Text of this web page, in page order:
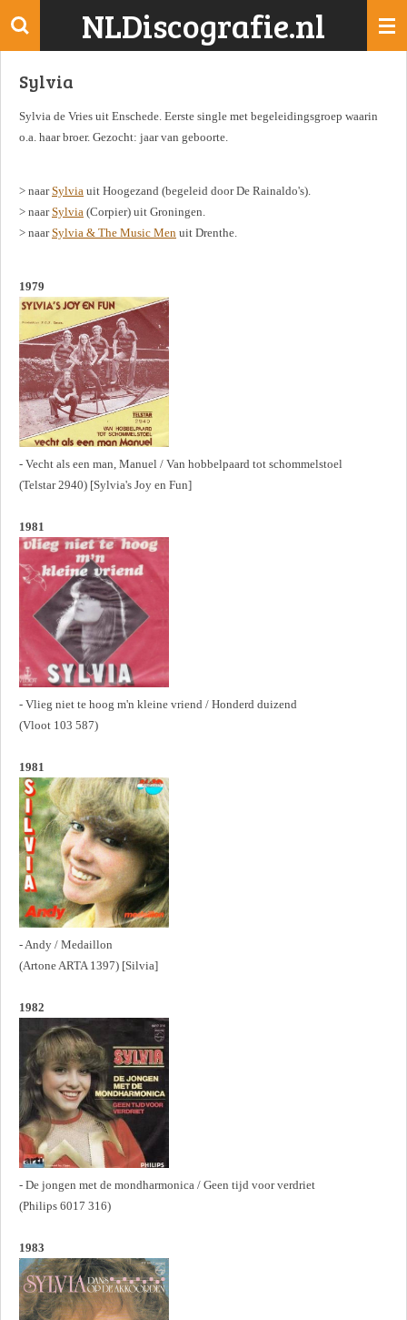
Ga
de
NLDiscografie.nl
Sylvia
Sylvia de Vries uit Enschede. Eerste single met begeleidingsgroep waarin
o.a. haar broer. Gezocht: jaar van geboorte.
> naarSylvia uit Hoogezand (begeleid door De Rainaldo's).
> naarSylvia (Corpier) uit Groningen.
> naarSylvia & The Music Men uit Drenthe.
1979
- Vecht als een man, Manuel / Van hobbelpaard tot schommelstoel
(Telstar 2940) [Sylvia's Joy en Fun]
1981
- Vlieg niet te hoog m'n kleine vriend / Honderd duizend
(Vloot 103 587)
1981
- Andy / Medaillon
(Artone ARTA 1397) [Silvia]
1982
- De jongen met de mondharmonica / Geen tijd voor verdriet
(Philips 6017 316)
1983